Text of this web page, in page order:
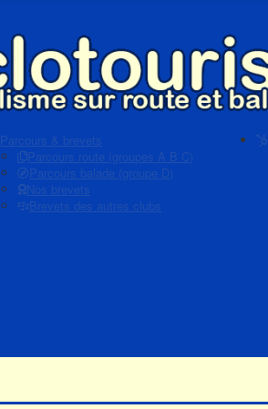
Parcours & brevets
Parcours route (groupes A B C)
Parcours balade (groupe D)
Nos brevets
Brevets des autres clubs